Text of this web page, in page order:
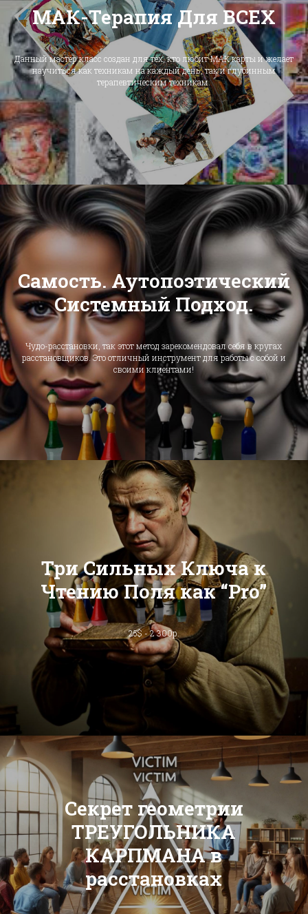
МАК-Терапия Для ВСЕХ
Данный мастер класс создан для тех, кто любит МАК карты и желает
научиться как техникам на каждый день, так и глубинным
терапевтическим техникам.
Самость. Аутопоэтический
Системный Подход.
Чудо-расстановки, так этот метод зарекомендовал себя в кругах
расстановщиков. Это отличный инструмент для работы с собой и
своими клиентами!
Три Сильных Ключа к
Чтению Поля как “Pro”
25$ - 2 300р.
Секрет геометрии
ТРЕУГОЛЬНИКА
КАРПМАНА в
расстановках